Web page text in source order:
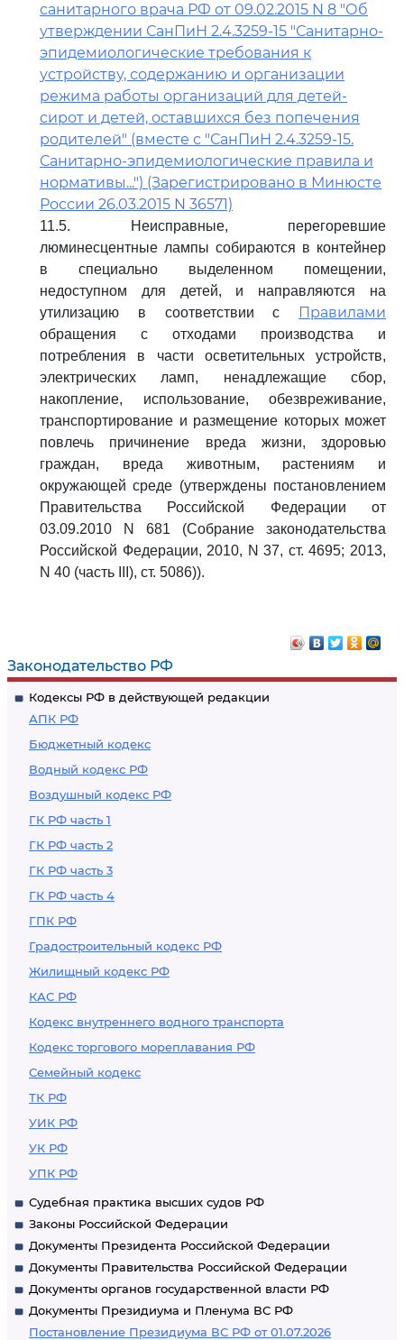
Законодательство РФ
Кодексы РФ в действующей редакции
АПК РФ
Бюджетный кодекс
Водный кодекс РФ
Воздушный кодекс РФ
ГК РФ часть 1
ГК РФ часть 2
ГК РФ часть 3
ГК РФ часть 4
ГПК РФ
Градостроительный кодекс РФ
Жилищный кодекс РФ
КАС РФ
Кодекс внутреннего водного транспорта
Кодекс торгового мореплавания РФ
Семейный кодекс
ТК РФ
УИК РФ
УК РФ
УПК РФ
Судебная практика высших судов РФ
Законы Российской Федерации
Документы Президента Российской Федерации
Документы Правительства Российской Федерации
Документы органов государственной власти РФ
Документы Президиума и Пленума ВС РФ
Постановление Президиума ВС РФ от 01.07.2026
санитарного врача РФ от 09.02.2015 N 8 "Об
утверждении СанПиН 2.4.3259-15 "Санитарно-
эпидемиологические требования к
устройству, содержанию и организации
режима работы организаций для детей-
сирот и детей, оставшихся без попечения
родителей" (вместе с "СанПиН 2.4.3259-15.
Санитарно-эпидемиологические правила и
нормативы...") (Зарегистрировано в Минюсте
России 26.03.2015 N 36571)
11.5. Неисправные, перегоревшие
люминесцентные лампы собираются в контейнер
в специально выделенном помещении,
недоступном для детей, и направляются на
утилизацию в соответствии с
Правилами
обращения с отходами производства и
потребления в части осветительных устройств,
электрических ламп, ненадлежащие сбор,
накопление, использование, обезвреживание,
транспортирование и размещение которых может
повлечь причинение вреда жизни, здоровью
граждан, вреда животным, растениям и
окружающей среде (утверждены постановлением
Правительства Российской Федерации от
03.09.2010 N 681 (Собрание законодательства
Российской Федерации, 2010, N 37, ст. 4695; 2013,
N 40 (часть III), ст. 5086)).